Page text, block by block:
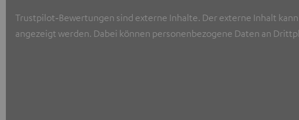
Trustpilot‑Bewertungen sind externe Inhalte. Der externe Inhalt
angezeigt werden. Dabei können personenbezogene Daten an